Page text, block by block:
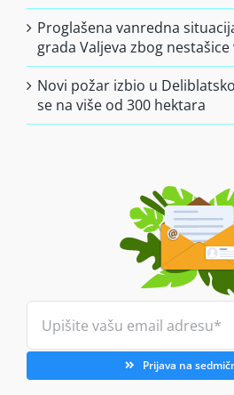
Proglašena vanredna
grada Valjeva zbog nestašice
Novi požar izbio u
se na više od 300 hektara
Prijava na